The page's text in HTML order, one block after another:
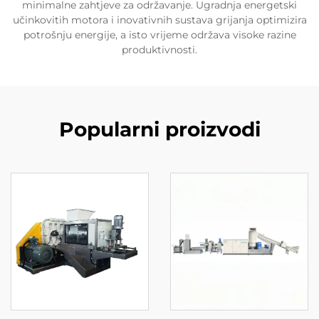
minimalne zahtjeve za održavanje. Ugradnja energetski
učinkovitih motora i inovativnih sustava grijanja optimizira
potrošnju energije, a isto vrijeme održava visoke razine
produktivnosti.
Popularni proizvodi